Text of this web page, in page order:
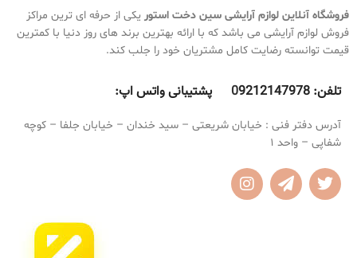
آرایش را یکنواخت و زیبا میکند
رنگ NUDE
ضد جوش
بالم کرم پودر شیگلممناسب انواع
پوست
به هیچ عنوان روی پوست نمی ماسد و
برق نمی افتد
فروشگاه آنلاین لوازم آرایشی سین دخت استور یکی از حرفه ای ترین مراکز
فروش لوازم آرایشی می باشد که با ارائه بهترین برند های روز دنیا با کمترین
قیمت توانسته رضایت کامل مشتریان خود را جلب کند.
تلفن: 09212147978 پشتیبانی واتس اپ:
آدرس دفتر فنی : خیابان شریعتی – سید خندان – خیابان جلفا – کوچه
شفاپی – واحد 1